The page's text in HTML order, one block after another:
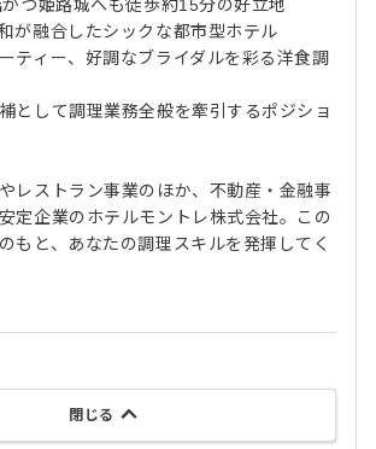
かつ姫路城へも徒歩約15分の好立地
が融合したシックな都市型ホテル
ティー、好調なブライダルを彩る洋食調
として調理業務全般を牽引するポジショ
レストラン事業のほか、不動産・金融事
定企業のホテルモントレ株式会社。この
もと、あなたの調理スキルを発揮してく
閉じる